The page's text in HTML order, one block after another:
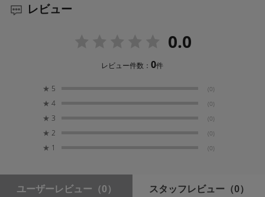
レビュー
0.0
レビュー件数：0件
★ 5 (0)
★ 4 (0)
★ 3 (0)
★ 2 (0)
★ 1 (0)
ユーザーレビュー （0） スタッフレビュー （0）